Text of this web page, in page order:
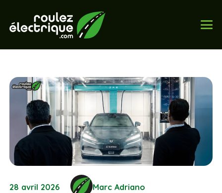
28 avril 2026 Marc Adriano